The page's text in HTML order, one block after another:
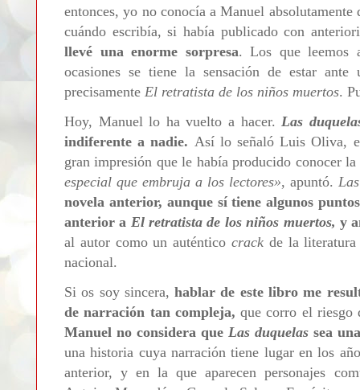
entonces, yo no conocía a Manuel absolutamente
cuándo escribía, si había publicado con
llevé una enorme sorpresa. Los que leemos
ocasiones se tiene la sensación de estar
precisamente El retratista de los niños muertos.
Hoy, Manuel lo ha vuelto a hacer. Las
indiferente a nadie. Así lo señaló Luis Oliva,
gran impresión que le había producido conocer
especial que embruja a los lectores», apuntó.
novela anterior, aunque sí tiene algunos
anterior a El retratista de los niños muertos, y
al autor como un auténticocrack de la
nacional.
Si os soy sincera,hablar de este libro me
de narración tan compleja, que corro el riesgo
Manuel no considera que Las duquelas sea
una historia cuya narración tiene lugar en los
anterior, y en la que aparecen personajes